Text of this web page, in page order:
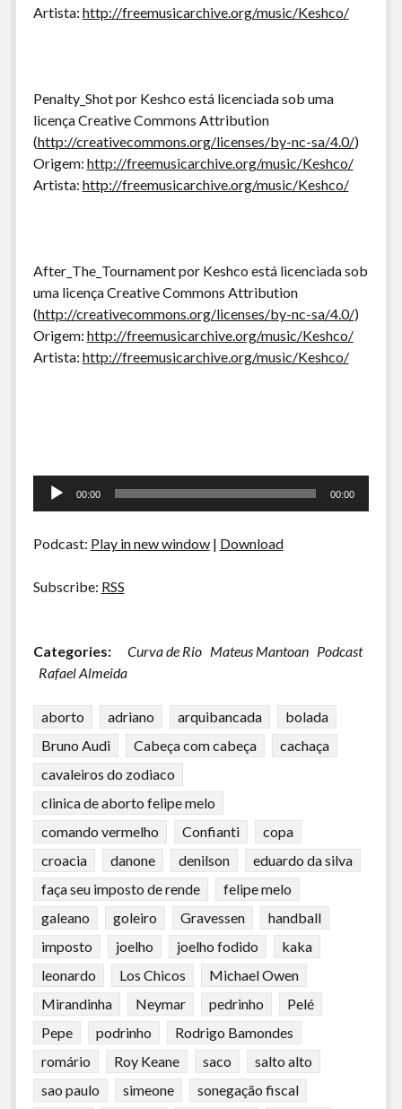
Artista: http://freemusicarchive.org/music/Keshco/
Penalty_Shot por Keshco está licenciada sob uma
licença Creative Commons Attribution
(http://creativecommons.org/licenses/by-nc-sa/4.0/)
Origem: http://freemusicarchive.org/music/Keshco/
Artista: http://freemusicarchive.org/music/Keshco/
After_The_Tournament por Keshco está licenciada sob
uma licença Creative Commons Attribution
(http://creativecommons.org/licenses/by-nc-sa/4.0/)
Origem: http://freemusicarchive.org/music/Keshco/
Artista: http://freemusicarchive.org/music/Keshco/
Tocador
00:00 00:00
Podcast: Play in new window| Download
Subscribe: RSS
Categories: Curva de Rio Mateus Mantoan Podcast
Rafael Almeida
aborto adriano arquibancada
bolada
Bruno Audi
Cabeça com cabeça
cachaça
cavaleiros do zodiaco
clinica de aborto felipe melo
comando vermelho
Confianti
copa
croacia
danone denilson
eduardo da silva
faça seu imposto de rende
felipe melo
galeano
goleiro Gravessen
handball
imposto
joelho joelho fodido
kaka
leonardo
Los Chicos
Michael Owen
Mirandinha
Neymar pedrinho
Pelé
Pepe
podrinho
Rodrigo Bamondes
romário
Roy Keane saco
salto alto
sao paulo
simeone
sonegação fiscal